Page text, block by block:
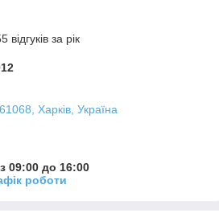
за рік
Харків, Україна
09:00 до 16:00
роботи